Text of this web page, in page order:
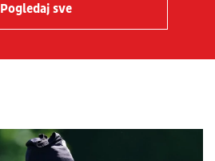
Pogledaj sve